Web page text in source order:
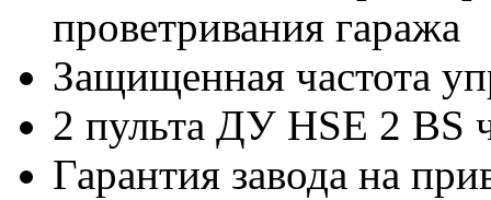
проветривания гаража
Защищенная частота
2 пульта ДУ HSE 2 BS
Гарантия завода на